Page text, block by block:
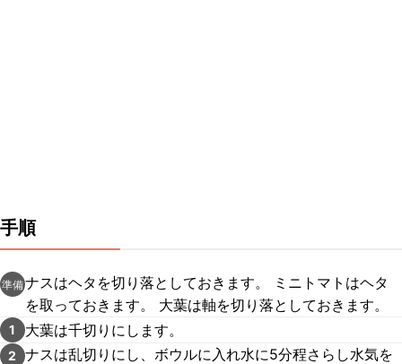
手順
準備ナスはヘタを切り落としておきます。 ミニトマトはヘタ
を取っておきます。 大葉は軸を切り落としておきます。
1 大葉は千切りにします。
2
ナスは乱切りにし、ボウルに入れ水に5分程さらし水気を